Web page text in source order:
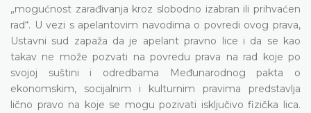
„mogućnost zarađivanja kroz slobodno izabran ili prihvaćen
rad“. U vezi s apelantovim navodima o povredi ovog prava,
Ustavni sud zapaža da je apelant pravno lice i da se kao
takav ne može pozvati na povredu prava na rad koje po
svojoj suštini i odredbama Međunarodnog pakta o
ekonomskim, socijalnim i kulturnim pravima predstavlja
lično pravo na koje se mogu pozivati isključivo fizička lica.